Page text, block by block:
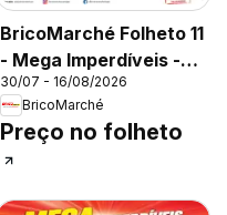
BricoMarché Folheto 11
- Mega Imperdíveis -
Castelo Branco
30/07 - 16/08/2026
BricoMarché
Preço no folheto